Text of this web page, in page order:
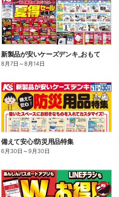
新製品が安いケーズデンキ_おもて
8月7日 ～8月14日
備えて安心!防災用品特集
6月30日 ～9月30日